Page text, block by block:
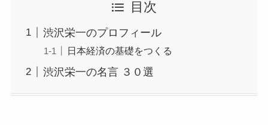
目次
渋沢栄一のプロフィール
日本経済の基礎をつくる
渋沢栄一の名言 ３０選